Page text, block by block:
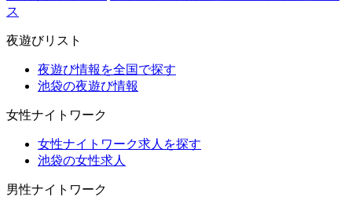
ス
夜遊びリスト
夜遊び情報を全国で探す
池袋の夜遊び情報
女性ナイトワーク
女性ナイトワーク求人を探す
池袋の女性求人
男性ナイトワーク